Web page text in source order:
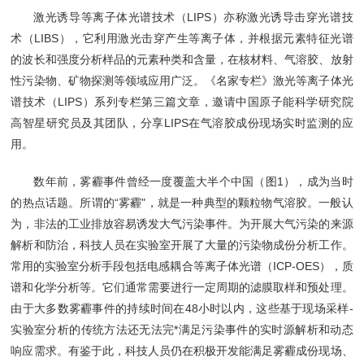
激光诱导等离子体光谱技术（LIPS）亦称激光诱导击穿光谱技
术（LIBS），它利用激光击穿产生等离子体，并根据元素特征光谱
的波长和强度分析样品的元素种类和含量，在核材料、气溶胶、放射
性污染物、矿物探测等领域应用广泛。《名家专栏》激光等离子体光
谱技术（LIPS）系列专栏第三篇文章，邀请中国原子能科学研究院
高智星研究员及其团队，分享LIPS在气溶胶成份现场实时监测的应
用。
数年前，雾霾事件曾经一度覆盖大半个中国（图1），成为当时
的热点话题。所谓的“雾霾"，就是一种典型的颗粒物气溶胶。一般认
为，非法的工业排放容易诱发大气污染事件。为开展大气污染的来源
解析和防治，科技人员在实验室开展了大量的污染物成份分析工作。
常用的实验室分析手段包括电感耦合等离子体光谱（ICP-OES），质
谱和化学分析等。它们通常需要进行一定周期的滤膜取样和预处理。
由于大多数雾霾事件的持续时间在48小时以内，这些基于现场采样-
实验室分析的传统方法还无法完*满足污染事件的实时源解析和动态
响应需求。有鉴于此，科技人员仍在积极开发能满足雾霾成份现场、